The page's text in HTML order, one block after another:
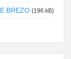
BREZO (196 kB)